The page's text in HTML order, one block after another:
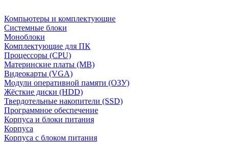
Компьютеры и комплектующие
Системные блоки
Моноблоки
Комплектующие для ПК
Процессоры (CPU)
Материнские платы (MB)
Видеокарты (VGA)
Модули оперативной памяти (ОЗУ)
Жёсткие диски (HDD)
Твердотельные накопители (SSD)
Программное обеспечение
Корпуса и блоки питания
Корпуса
Корпуса с блоком питания